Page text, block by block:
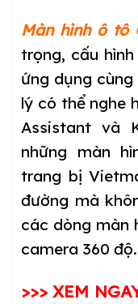
Màn hình ô tô
trọng, cấu
ứng dụng
lý có thể nghe
Assistant và
những màn
trang bị
đường mà
các dòng màn
camera 360 độ.
>>> XEM